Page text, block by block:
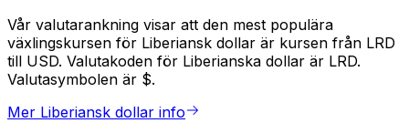
Vår valutarankning visar att den mest populära
växlingskursen för Liberiansk dollar är kursen från LRD
till USD. Valutakoden för Liberianska dollar är LRD.
Valutasymbolen är $.
Mer Liberiansk dollar info